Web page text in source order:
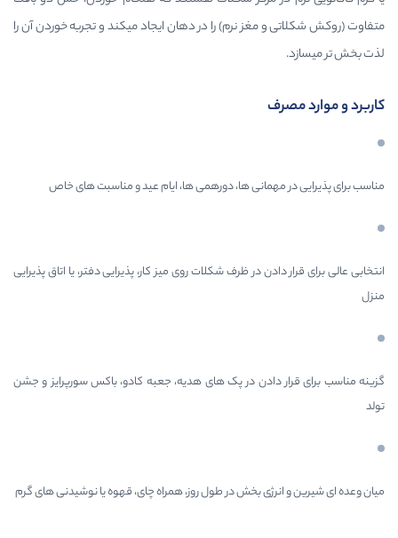
نرم) را در دهان ایجاد میکند و تجربه خوردن آن را
ها، دورهمی ها، ایام عید و مناسبت های خاص
ظرف شکلات روی میز کار، پذیرایی دفتر، یا اتاق پذیرایی
در پک های هدیه، جعبه کادو، باکس سورپرایز و جشن
بخش در طول روز، همراه چای، قهوه یا نوشیدنی های گرم